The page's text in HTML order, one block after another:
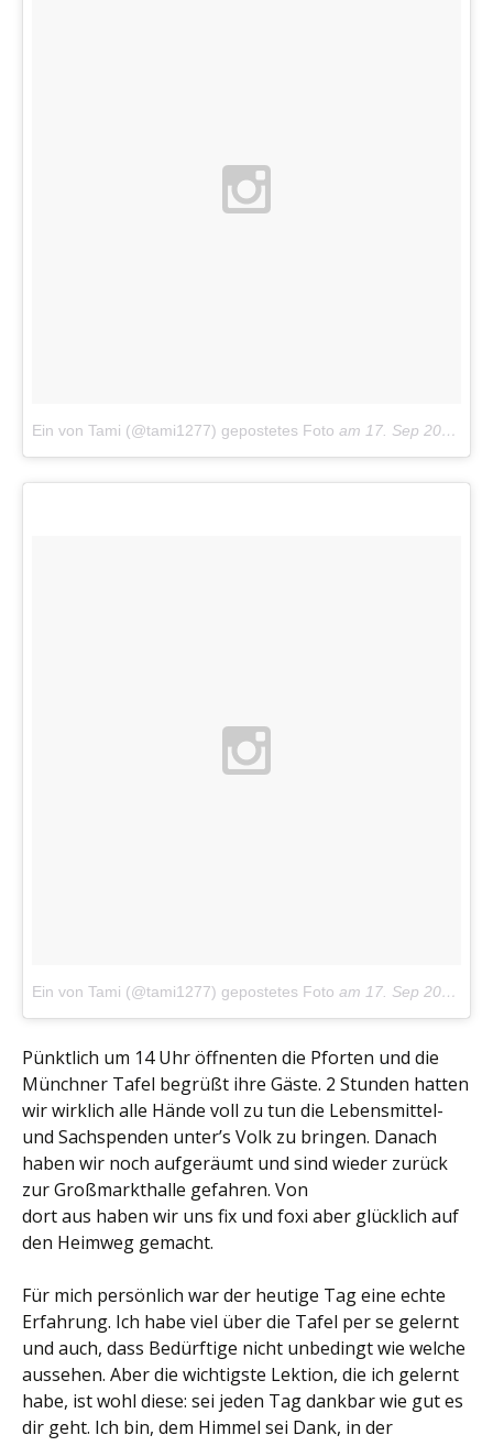
Ein von Tami (@tami1277) gepostetes Foto am 17. Sep 2015 um 3:13 Uhr
Ein von Tami (@tami1277) gepostetes Foto am 17. Sep 2015 um 7:11 Uhr
Pünktlich um 14 Uhr öffnenten die Pforten und die
Münchner Tafel begrüßt ihre Gäste. 2 Stunden hatten
wir wirklich alle Hände voll zu tun die Lebensmittel-
und Sachspenden unter’s Volk zu bringen. Danach
haben wir noch aufgeräumt und sind wieder zurück
zur Großmarkthalle gefahren. Von
dort aus haben wir uns fix und foxi aber glücklich auf
den Heimweg gemacht.
Für mich persönlich war der heutige Tag eine echte
Erfahrung. Ich habe viel über die Tafel per se gelernt
und auch, dass Bedürftige nicht unbedingt wie welche
aussehen. Aber die wichtigste Lektion, die ich gelernt
habe, ist wohl diese: sei jeden Tag dankbar wie gut es
dir geht. Ich bin, dem Himmel sei Dank, in der